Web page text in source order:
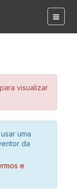
visualizar
uma
da
e